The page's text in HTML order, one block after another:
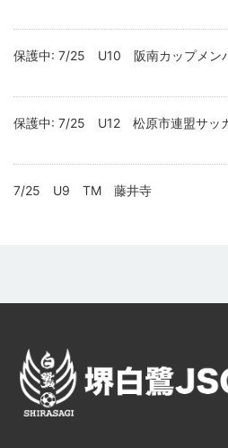
保護中: 7/25 U10 阪南カップメン
保護中: 7/25 U12 松原市連盟サッ
7/25 U9 TM 藤井寺